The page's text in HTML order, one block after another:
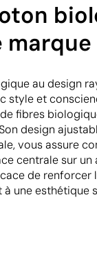
marque
au design
style et
fibres
design
vous assure
centrale sur
de
à une